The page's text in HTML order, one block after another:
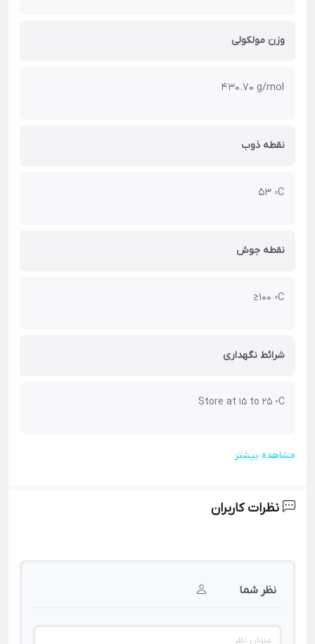
وزن مولکولی
430.70 g/mol
نقطه ذوب
53 ◦C
نقطه جوش
≥100 ◦C
شرائط نگهداری
Store at 15 to 25 ◦C
مشاهده بیشتر
نظرات کاربران
نظر شما